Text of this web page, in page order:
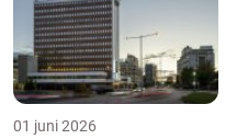
01 juni 2026